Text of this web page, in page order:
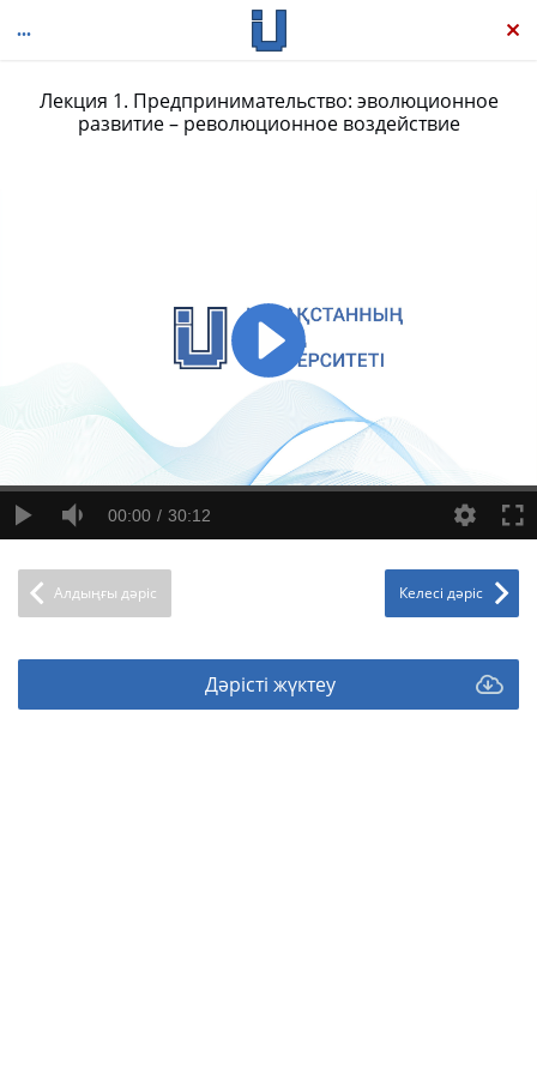
Лекция 1. Предпринимательство: эволюционное
развитие – революционное воздействие
00:00 30:12
Алдыңғы дәріс Келесі дәріс
Дәрісті жүктеу